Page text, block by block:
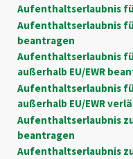
Aufenthaltserlaubnis
Aufenthaltserlaubnis
beantragen
Aufenthaltserlaubnis
außerhalb EU/EWR
Aufenthaltserlaubnis
außerhalb EU/EWR
Aufenthaltserlaubnis
beantragen
Aufenthaltserlaubnis